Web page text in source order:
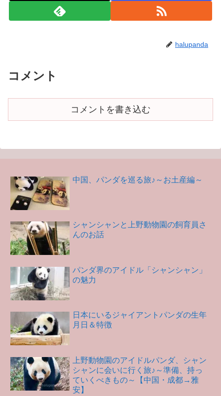
halupanda
コメント
コメントを書き込む
中国、パンダを巡る旅♪～お土産編～
シャンシャンと上野動物園の飼育員さ
んのお話
パンダ界のアイドル「シャンシャン」
の魅力
日本にいるジャイアントパンダの生年
月日＆特徴
上野動物園のアイドルパンダ、シャン
シャンに会いに行く旅♪～準備、持っ
ていくべきもの～【中国・成都→雅
安】